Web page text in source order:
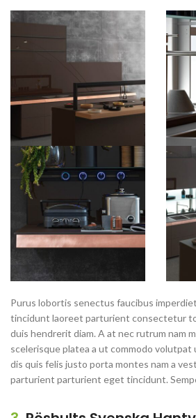
Purus lobortis senectus faucibus
tincidunt laoreet parturient consectetur
duis hendrerit diam. A at nec rutrum nam
scelerisque platea a ut commodo volutpat
dis quis felis justo porta montes nam a
parturient parturient eget tincidunt.